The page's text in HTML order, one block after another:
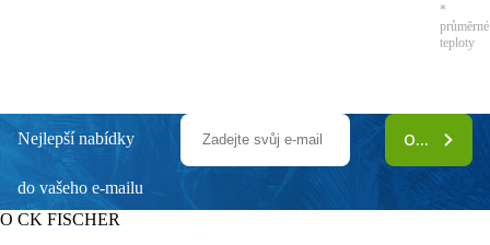
*
průměrné
teploty
Nejlepší nabídky
do vašeho e-mailu
ODEBÍRAT
O CK FISCHER